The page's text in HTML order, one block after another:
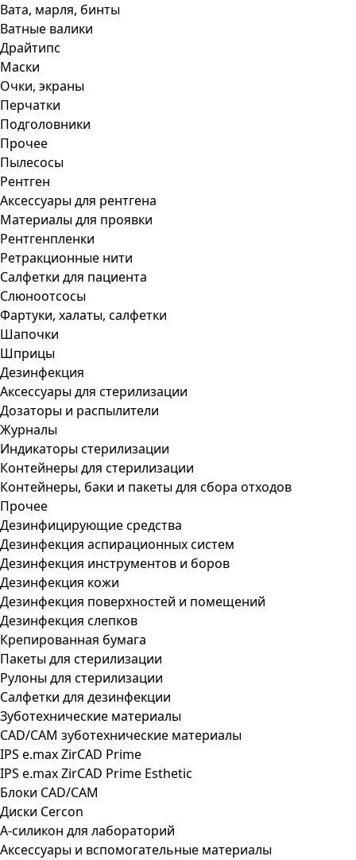
Вата, марля, бинты
Ватные валики
Драйтипс
Маски
Очки, экраны
Перчатки
Подголовники
Прочее
Пылесосы
Рентген
Аксессуары для рентгена
Материалы для проявки
Рентгенпленки
Ретракционные нити
Салфетки для пациента
Слюноотсосы
Фартуки, халаты, салфетки
Шапочки
Шприцы
Дезинфекция
Аксессуары для стерилизации
Дозаторы и распылители
Журналы
Индикаторы стерилизации
Контейнеры для стерилизации
Контейнеры, баки и пакеты для сбора отходов
Прочее
Дезинфицирующие средства
Дезинфекция аспирационных систем
Дезинфекция инструментов и боров
Дезинфекция кожи
Дезинфекция поверхностей и помещений
Дезинфекция слепков
Крепированная бумага
Пакеты для стерилизации
Рулоны для стерилизации
Салфетки для дезинфекции
Зуботехнические материалы
CAD/CAM зуботехнические материалы
IPS e.max ZirCAD Prime
IPS e.max ZirCAD Prime Esthetic
Блоки CAD/CAM
Диски Cercon
А-силикон для лабораторий
Аксессуары и вспомогательные материалы